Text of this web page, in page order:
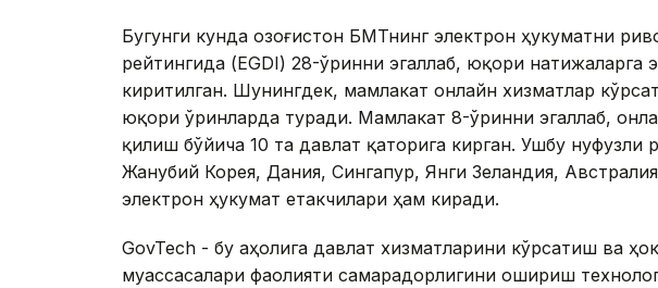
Бугунги кунда Қозоғистон БМТнинг электрон ҳукуматни
рейтингида (EGDI) 28-ўринни эгаллаб, юқори натижаларга
киритилган. Шунингдек, мамлакат онлайн хизматлар
юқори ўринларда туради. Мамлакат 8-ўринни эгаллаб,
қилиш бўйича 10 та давлат қаторига кирган. Ушбу нуфузли
Жанубий Корея, Дания, Сингапур, Янги Зеландия,
электрон ҳукумат етакчилари ҳам киради.
GovTech - бу аҳолига давлат хизматларини кўрсатиш ва
муассасалари фаолияти самарадорлигини ошириш